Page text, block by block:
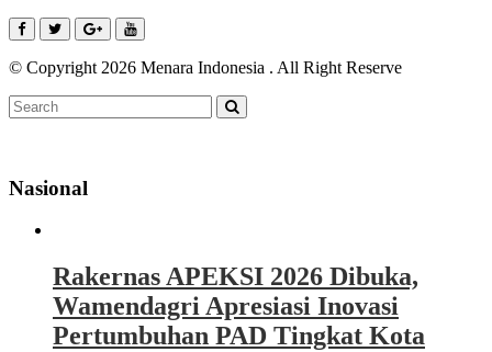
© Copyright 2026 Menara Indonesia . All Right Reserve
Nasional
Rakernas APEKSI 2026 Dibuka,
Wamendagri Apresiasi Inovasi
Pertumbuhan PAD Tingkat Kota